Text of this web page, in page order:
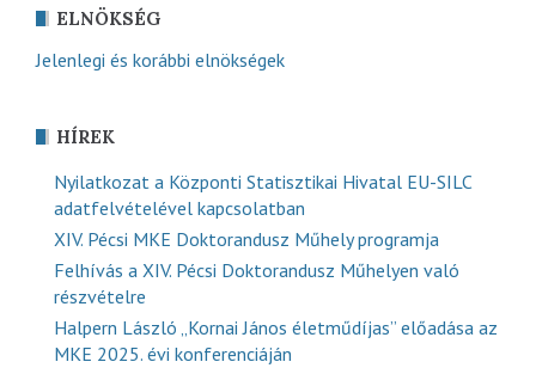
ELNÖKSÉG
Jelenlegi és korábbi elnökségek
HÍREK
Nyilatkozat a Központi Statisztikai Hivatal EU-SILC
adatfelvételével kapcsolatban
XIV. Pécsi MKE Doktorandusz Műhely programja
Felhívás a XIV. Pécsi Doktorandusz Műhelyen való
részvételre
Halpern László „Kornai János életműdíjas” előadása az
MKE 2025. évi konferenciáján